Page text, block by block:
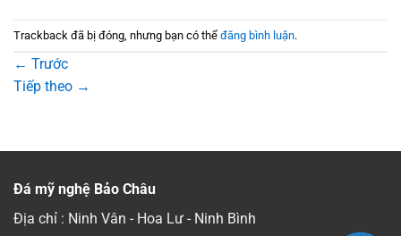
Trackback đã bị đóng, nhưng bạn có thể đăng bình luận.
← Trước
Tiếp theo →
Đá mỹ nghệ Bảo Châu
Địa chỉ : Ninh Vân - Hoa Lư - Ninh Bình